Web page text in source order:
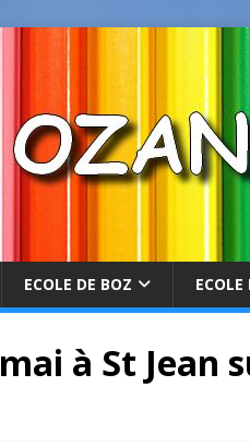
ECOLE DE BOZ ECOLE
à St Jean